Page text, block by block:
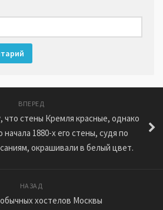
ВПЕРЕД
что стены Кремля красные, однако
начала 1880-х его стены, судя по
окрашивали в белый цвет.
НАЗАД
хостелов Москвы